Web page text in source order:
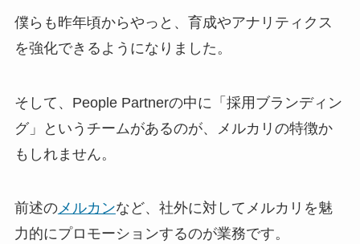
僕らも昨年頃からやっと、育成やアナリティクス
を強化できるようになりました。
そして、People Partnerの中に「採用ブランディン
グ」というチームがあるのが、メルカリの特徴か
もしれません。
前述のメルカンなど、社外に対してメルカリを魅
力的にプロモーションするのが業務です。